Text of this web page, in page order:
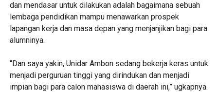
dan mendasar untuk dilakukan adalah bagaimana sebuah
lembaga pendidikan mampu menawarkan prospek
lapangan kerja dan masa depan yang menjanjikan bagi para
alumninya.
“Dan saya yakin, Unidar Ambon sedang bekerja keras untuk
menjadi perguruan tinggi yang dirindukan dan menjadi
impian bagi para calon mahasiswa di daerah ini,” ugkapnya.